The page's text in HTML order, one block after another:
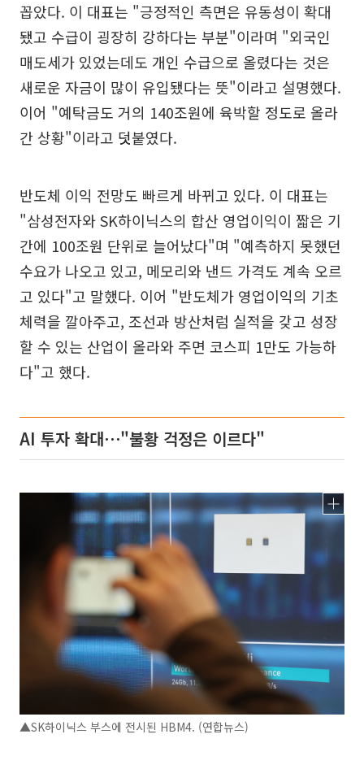
꼽았다. 이 대표는 "긍정적인 측면은 유동성이 확대
됐고 수급이 굉장히 강하다는 부분"이라며 "외국인
매도세가 있었는데도 개인 수급으로 올렸다는 것은
새로운 자금이 많이 유입됐다는 뜻"이라고 설명했다.
이어 "예탁금도 거의 140조원에 육박할 정도로 올라
간 상황"이라고 덧붙였다.
반도체 이익 전망도 빠르게 바뀌고 있다. 이 대표는
"삼성전자와 SK하이닉스의 합산 영업이익이 짧은 기
간에 100조원 단위로 늘어났다"며 "예측하지 못했던
수요가 나오고 있고, 메모리와 낸드 가격도 계속 오르
고 있다"고 말했다. 이어 "반도체가 영업이익의 기초
체력을 깔아주고, 조선과 방산처럼 실적을 갖고 성장
할 수 있는 산업이 올라와 주면 코스피 1만도 가능하
다"고 했다.
AI 투자 확대⋯"불황 걱정은 이르다"
▲SK하이닉스 부스에 전시된 HBM4. (연합뉴스)